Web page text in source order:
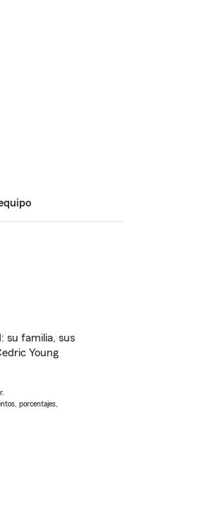
su familia, sus
Young
porcentajes,